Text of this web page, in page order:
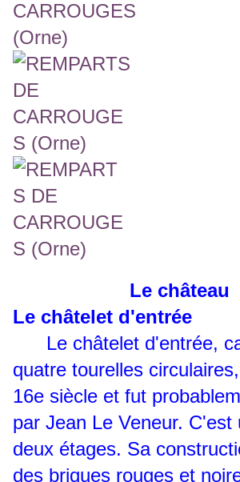
Le château
Le châtelet d'entrée
Le châtelet d'entrée,
quatre tourelles
16e siècle et fut
par Jean Le Veneur. C'est
deux étages. Sa
des briques rouges et